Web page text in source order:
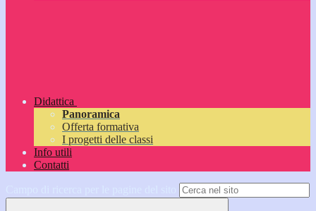
Didattica
Panoramica
Offerta formativa
I progetti delle classi
Info utili
Contatti